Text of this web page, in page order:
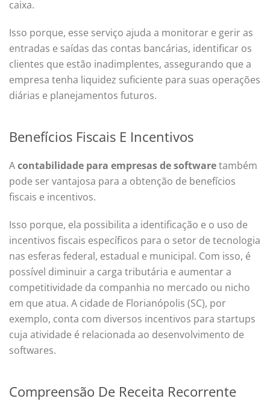
caixa.
Isso porque, esse serviço ajuda a monitorar e gerir as
entradas e saídas das contas bancárias, identificar os
clientes que estão inadimplentes, assegurando que a
empresa tenha liquidez suficiente para suas operações
diárias e planejamentos futuros.
Benefícios Fiscais E Incentivos
Acontabilidade para empresas de softwaretambém
pode ser vantajosa para a obtenção de benefícios
fiscais e incentivos.
Isso porque, ela possibilita a identificação e o uso de
incentivos fiscais específicos para o setor de tecnologia
nas esferas federal, estadual e municipal. Com isso, é
possível diminuir a carga tributária e aumentar a
competitividade da companhia no mercado ou nicho
em que atua. A cidade de Florianópolis (SC), por
exemplo, conta com diversos incentivos para startups
cuja atividade é relacionada ao desenvolvimento de
softwares.
Compreensão De Receita Recorrente